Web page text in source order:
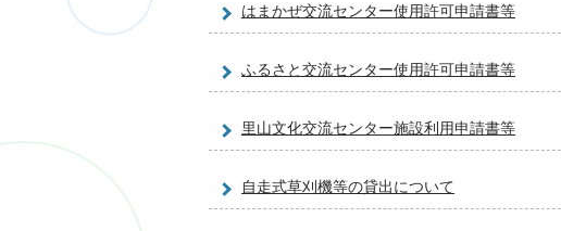
はまかぜ交流センター使用許可申請書等
ふるさと交流センター使用許可申請書等
里山文化交流センター施設利用申請書等
自走式草刈機等の貸出について